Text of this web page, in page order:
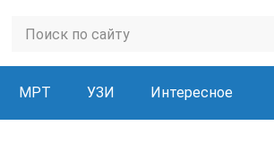
МРТ УЗИ Интересное